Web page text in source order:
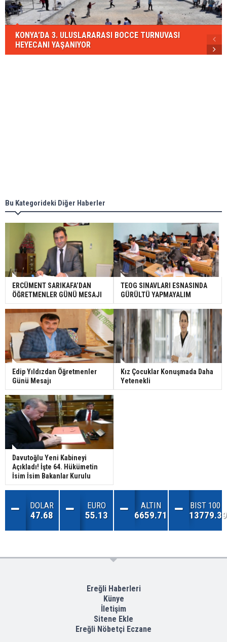
KONYA’DA 3. ULUSLARARASI BOCCE TURNUVASI
HEYECANI YAŞANIYOR
Bu Kategorideki Diğer Haberler
ERCÜMENT SARIKAFA’DAN
ÖĞRETMENLER GÜNÜ MESAJI
TEOG SINAVLARI ESNASINDA
GÜRÜLTÜ YAPMAYALIM
Edip Yıldızdan Öğretmenler
Günü Mesajı
Kız Çocuklar Konuşmada Daha
Yetenekli
Davutoğlu Yeni Kabineyi
Açıkladı! İşte 64. Hükümetin
İsim İsim Bakanlar Kurulu
DOLAR
47.68
EURO
55.13
ALTIN
6659.71
BIST 100
13779.39
Ereğli Haberleri
Künye
İletişim
Sitene Ekle
Ereğli Nöbetçi Eczane